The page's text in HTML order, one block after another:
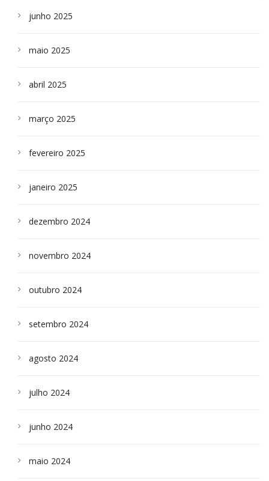
junho 2025
maio 2025
abril 2025
março 2025
fevereiro 2025
janeiro 2025
dezembro 2024
novembro 2024
outubro 2024
setembro 2024
agosto 2024
julho 2024
junho 2024
maio 2024